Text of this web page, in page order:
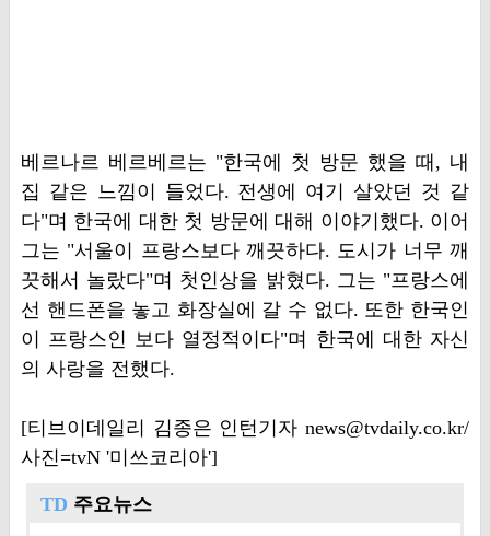
베르나르 베르베르는 "한국에 첫 방문 했을 때, 내
집 같은 느낌이 들었다. 전생에 여기 살았던 것 같
다"며 한국에 대한 첫 방문에 대해 이야기했다. 이어
그는 "서울이 프랑스보다 깨끗하다. 도시가 너무 깨
끗해서 놀랐다"며 첫인상을 밝혔다. 그는 "프랑스에
선 핸드폰을 놓고 화장실에 갈 수 없다. 또한 한국인
이 프랑스인 보다 열정적이다"며 한국에 대한 자신
의 사랑을 전했다.
[티브이데일리 김종은 인턴기자 news@tvdaily.co.kr/
사진=tvN '미쓰코리아']
TD 주요뉴스